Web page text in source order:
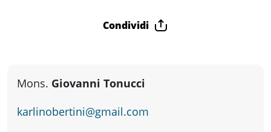
fare
Condividi
Mons. Giovanni Tonucci
karlinobertini@gmail.com